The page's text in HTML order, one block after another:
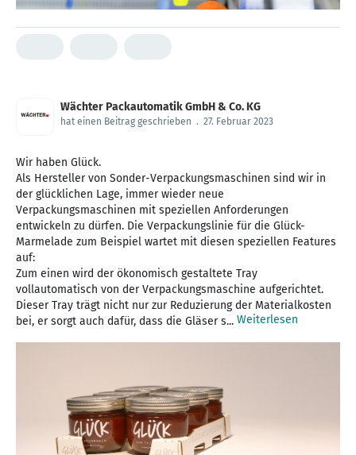
Wächter Packautomatik GmbH & Co. KG
hat einen Beitrag geschrieben . 27. Februar 2023
Wir haben Glück.
Als Hersteller von Sonder-Verpackungsmaschinen sind wir in
der glücklichen Lage, immer wieder neue
Verpackungsmaschinen mit speziellen Anforderungen
entwickeln zu dürfen. Die Verpackungslinie für die Glück-
Marmelade zum Beispiel wartet mit diesen speziellen Features
auf:
Zum einen wird der ökonomisch gestaltete Tray
vollautomatisch von der Verpackungsmaschine aufgerichtet.
Dieser Tray trägt nicht nur zur Reduzierung der Materialkosten
bei, er sorgt auch dafür, dass die Gläser s... Weiterlesen